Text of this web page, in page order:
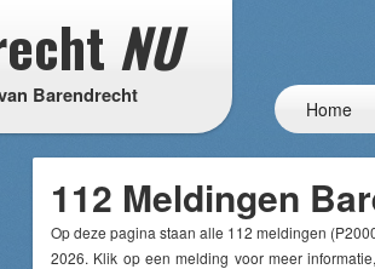
NU
Barendrecht
Home
112 Meldingen
Op deze pagina staan alle 112 meldingen
2026. Klik op een melding voor meer